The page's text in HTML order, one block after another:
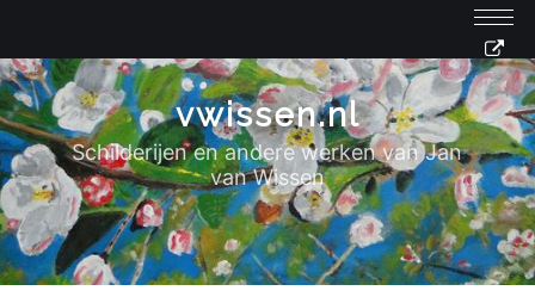
vwissen.nl
Schilderijen en andere werken van Jan
van Wissen